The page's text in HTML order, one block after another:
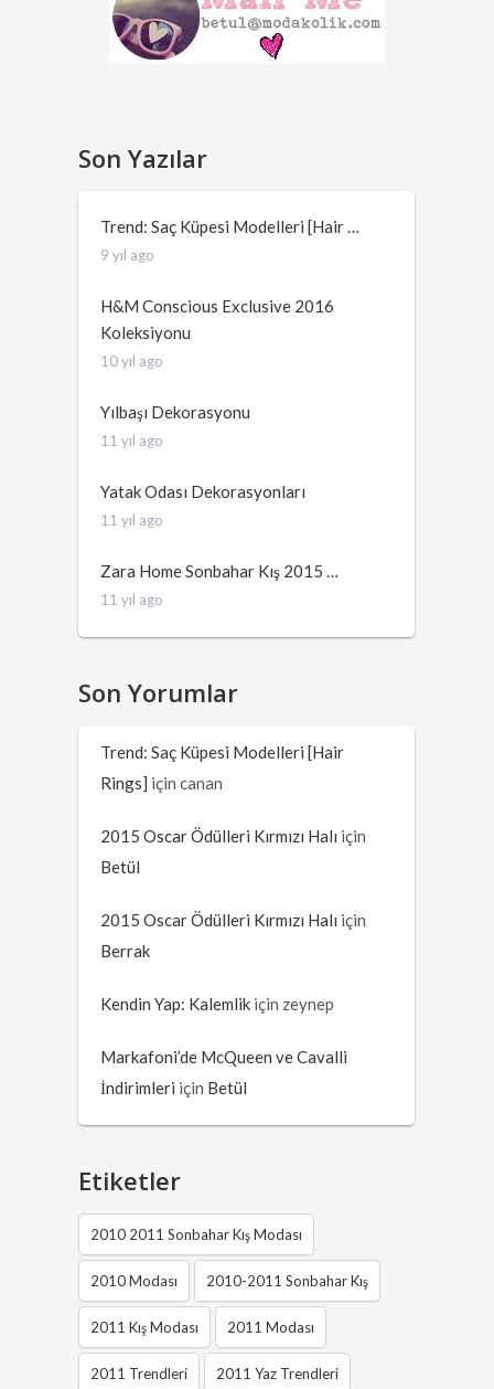
Son Yazılar
Trend: Saç Küpesi Modelleri [Hair …
9 yıl ago
H&M Conscious Exclusive 2016
Koleksiyonu
10 yıl ago
Yılbaşı Dekorasyonu
11 yıl ago
Yatak Odası Dekorasyonları
11 yıl ago
Zara Home Sonbahar Kış 2015 …
11 yıl ago
Son Yorumlar
Trend: Saç Küpesi Modelleri [Hair
Rings] içincanan
2015 Oscar Ödülleri Kırmızı Halı için
Betül
2015 Oscar Ödülleri Kırmızı Halı için
Berrak
Kendin Yap: Kalemlik için zeynep
Markafoni’de McQueen ve Cavalli
İndirimleri için Betül
Etiketler
2010 2011 Sonbahar Kış Modası
2010 Modası 2010-2011 Sonbahar Kış
2011 Kış Modası 2011 Modası
2011 Trendleri 2011 Yaz Trendleri